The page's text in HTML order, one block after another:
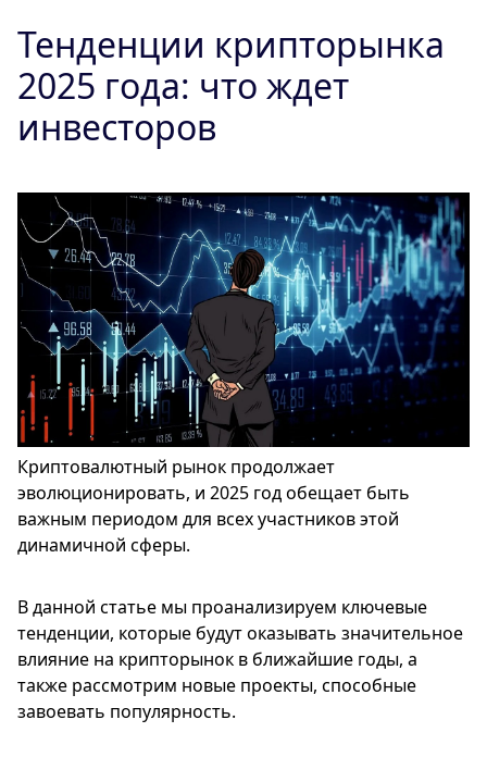
Тенденции крипторынка
2025 года: что ждет
инвесторов
Криптовалютный рынок продолжает
эволюционировать, и 2025 год обещает быть
важным периодом для всех участников этой
динамичной сферы.
В данной статье мы проанализируем ключевые
тенденции, которые будут оказывать значительное
влияние на крипторынок в ближайшие годы, а
также рассмотрим новые проекты, способные
завоевать популярность.